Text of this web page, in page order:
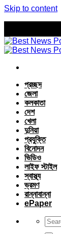
Skip to content
প্রচ্ছদ
জেলা
কলকাতা
দেশ
খেলা
দুনিয়া
প্রযুক্তি
বিনোদন
ভিডিও
লাইফ স্টাইল
স্বাস্থ্য
ভ্রমণ
রান্নাবান্না
ePaper